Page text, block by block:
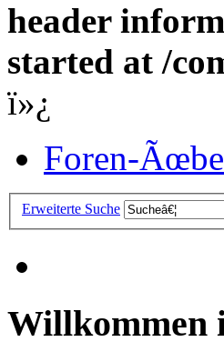
header
started at /
ï»¿
Foren-
Erweiterte Suche
Willkommen